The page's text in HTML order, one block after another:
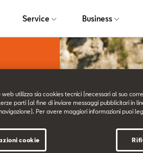
Service Business
web utilizza sia cookies tecnici (necessari al suo
parti (al fine di inviare messaggi pubblicitari in
Per avere maggiori informazioni puoi
cookie